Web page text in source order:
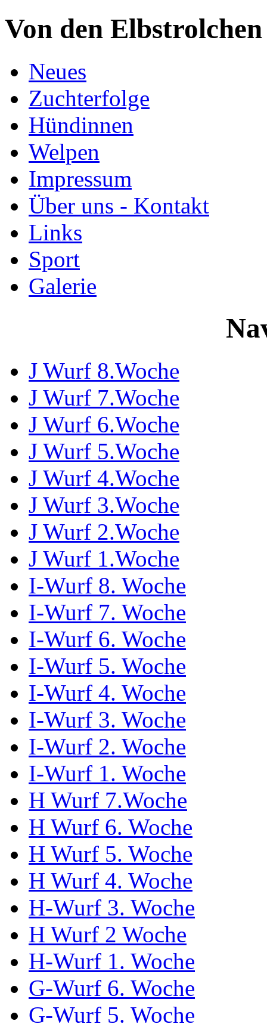
Von den Elbstrolchen
Neues
Zuchterfolge
Hündinnen
Welpen
Impressum
Über uns - Kontakt
Links
Sport
Galerie
J Wurf 8.Woche
J Wurf 7.Woche
J Wurf 6.Woche
J Wurf 5.Woche
J Wurf 4.Woche
J Wurf 3.Woche
J Wurf 2.Woche
J Wurf 1.Woche
I-Wurf 8. Woche
I-Wurf 7. Woche
I-Wurf 6. Woche
I-Wurf 5. Woche
I-Wurf 4. Woche
I-Wurf 3. Woche
I-Wurf 2. Woche
I-Wurf 1. Woche
H Wurf 7.Woche
H Wurf 6. Woche
H Wurf 5. Woche
H Wurf 4. Woche
H-Wurf 3. Woche
H Wurf 2 Woche
H-Wurf 1. Woche
G-Wurf 6. Woche
G-Wurf 5. Woche